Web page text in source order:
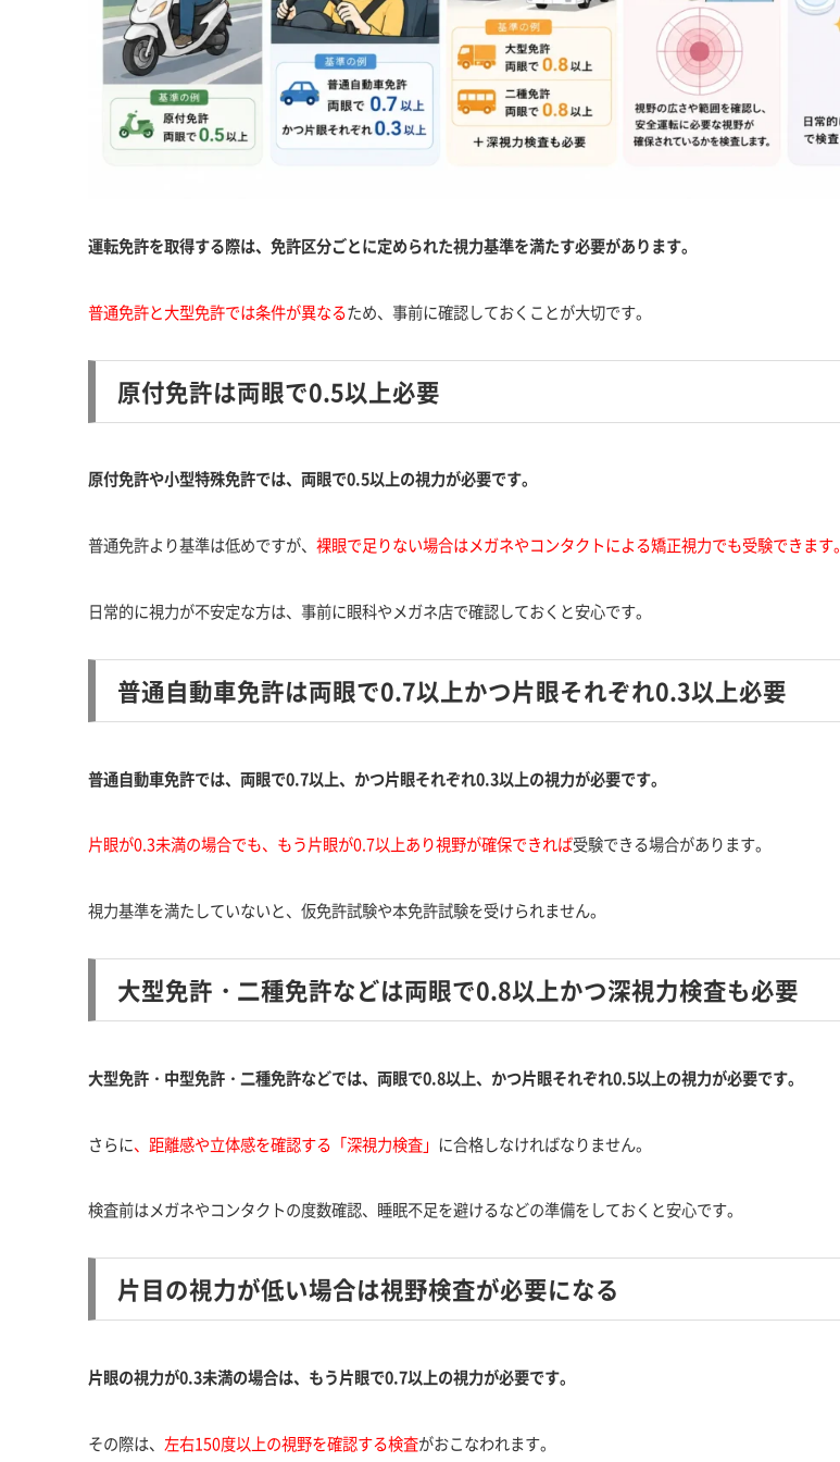
運転免許を取得する際は、免許区分ごとに定められた視力基準を満たす必要があります。
普通免許と大型免許では条件が異なるため、事前に確認しておくことが大切です。
原付免許は両眼で0.5以上必要
原付免許や小型特殊免許では、両眼で0.5以上の視力が必要です。
普通免許より基準は低めですが、 裸眼で足りない場合はメガネやコンタクトによる矯正視力でも受験できます。
日常的に視力が不安定な方は、事前に眼科やメガネ店で確認しておくと安心です。
普通自動車免許は両眼で0.7以上かつ片眼それぞれ0.3以上必要
普通自動車免許では、両眼で0.7以上、かつ片眼それぞれ0.3以上の視力が必要です。
片眼が0.3未満の場合でも、もう片眼が0.7以上あり視野が確保できれば受験できる場合があります。
視力基準を満たしていないと、仮免許試験や本免許試験を受けられません。
大型免許・二種免許などは両眼で0.8以上かつ深視力検査も必要
大型免許・中型免許・二種免許などでは、両眼で0.8以上、かつ片眼それぞれ0.5以上の視力が必要です。
さらに、 距離感や立体感を確認する「深視力検査」 に合格しなければなりません。
検査前はメガネやコンタクトの度数確認、睡眠不足を避けるなどの準備をしておくと安心です。
片目の視力が低い場合は視野検査が必要になる
片眼の視力が0.3未満の場合は、もう片眼で0.7以上の視力が必要です。
その際は、 左右150度以上の視野を確認する検査がおこなわれます。